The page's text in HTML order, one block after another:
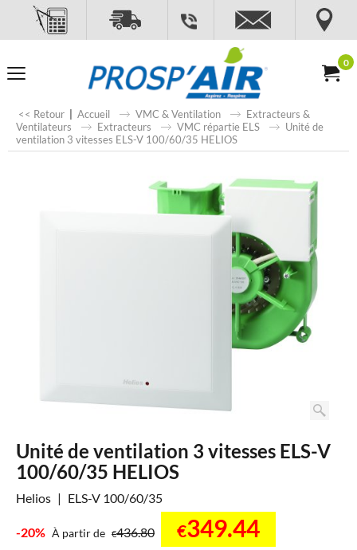
0
<< Retour | Accueil VMC & Ventilation
Extracteurs &
Ventilateurs
Extracteurs VMC répartie ELS
Unité de
ventilation 3 vitesses ELS-V 100/60/35 HELIOS
Unité de ventilation 3 vitesses ELS-V
100/60/35 HELIOS
Helios ELS-V 100/60/35
-20% À partir de €436.80 €349.44